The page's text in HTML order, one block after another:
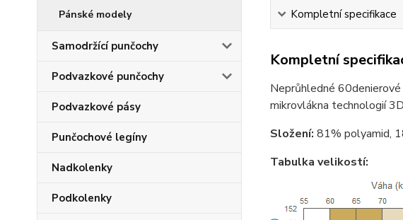
Pánské modely
Samodržící punčochy
Podvazkové punčochy
Podvazkové pásy
Punčochové legíny
Nadkolenky
Podkolenky
Kompletní specifikace
Kompletní
Neprůhledné 60denierové
mikrovlákna technologií
Složení: 81% polyamid,
Tabulka velikostí: